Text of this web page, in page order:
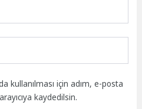
kullanılması için adım, e-posta
kaydedilsin.